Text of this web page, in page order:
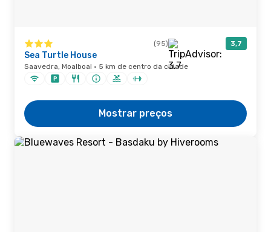
(95) 3,7
Sea Turtle House
Saavedra, Moalboal · 5 km de centro da cidade
Mostrar preços